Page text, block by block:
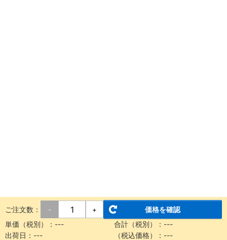
ご注文数： - +
価格を確認
単価（税別）： --- 合計（税別）： ---
出荷日： --- （税込価格）： ---